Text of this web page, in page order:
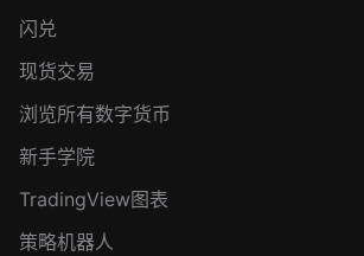
闪兑
现货交易
浏览所有数字货币
新手学院
TradingView图表
策略机器人